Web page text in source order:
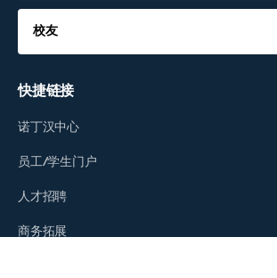
校友
快捷链接
诺丁汉中心
员工/学生门户
人才招聘
商务拓展